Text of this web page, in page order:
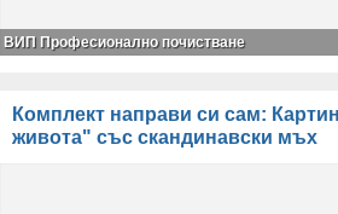
ВИП Професионално почистване
Комплект направи си сам:
живота" със скандинавски мъх